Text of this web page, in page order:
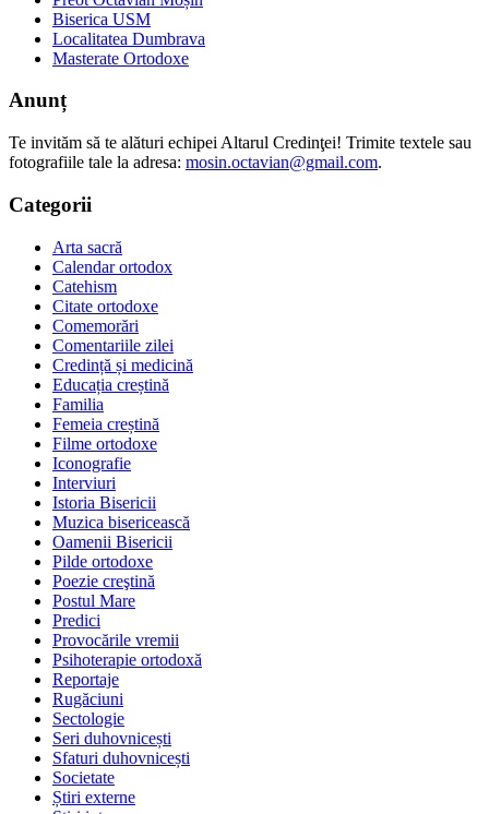
Biserica USM
Localitatea Dumbrava
Masterate Ortodoxe
Anunț
Te invităm să te alături echipei Altarul Credinţei! Trimite textele sau
fotografiile tale la adresa: mosin.octavian@gmail.com.
Categorii
Arta sacră
Calendar ortodox
Catehism
Citate ortodoxe
Comemorări
Comentariile zilei
Credință și medicină
Educația creștină
Familia
Femeia creștină
Filme ortodoxe
Iconografie
Interviuri
Istoria Bisericii
Muzica bisericească
Oamenii Bisericii
Pilde ortodoxe
Poezie creştină
Postul Mare
Predici
Provocările vremii
Psihoterapie ortodoxă
Reportaje
Rugăciuni
Sectologie
Seri duhovnicești
Sfaturi duhovnicești
Societate
Știri externe